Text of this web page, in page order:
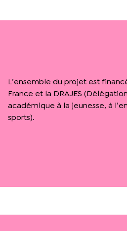
L’ensemble du projet est
France et la DRAJES
académique à la jeunesse, à
sports).